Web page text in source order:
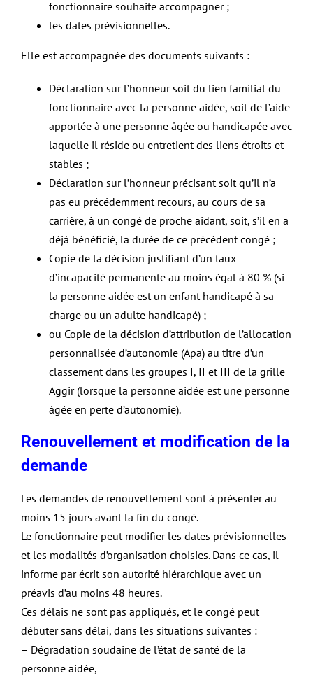
fonctionnaire souhaite accompagner ;
les dates prévisionnelles.
Elle est accompagnée des documents suivants :
Déclaration sur l’honneur soit du lien familial du
fonctionnaire avec la personne aidée, soit de l’aide
apportée à une personne âgée ou handicapée avec
laquelle il réside ou entretient des liens étroits et
stables ;
Déclaration sur l’honneur précisant soit qu’il n’a
pas eu précédemment recours, au cours de sa
carrière, à un congé de proche aidant, soit, s’il en a
déjà bénéficié, la durée de ce précédent congé ;
Copie de la décision justifiant d’un taux
d’incapacité permanente au moins égal à 80 % (si
la personne aidée est un enfant handicapé à sa
charge ou un adulte handicapé) ;
ou Copie de la décision d’attribution de l’allocation
personnalisée d’autonomie (Apa) au titre d’un
classement dans les groupes I, II et III de la grille
Aggir (lorsque la personne aidée est une personne
âgée en perte d’autonomie).
Renouvellement et modification de la
demande
Les demandes de renouvellement sont à présenter au
moins 15 jours avant la fin du congé.
Le fonctionnaire peut modifier les dates prévisionnelles
et les modalités d’organisation choisies. Dans ce cas, il
informe par écrit son autorité hiérarchique avec un
préavis d’au moins 48 heures.
Ces délais ne sont pas appliqués, et le congé peut
débuter sans délai, dans les situations suivantes :
– Dégradation soudaine de l’état de santé de la
personne aidée,